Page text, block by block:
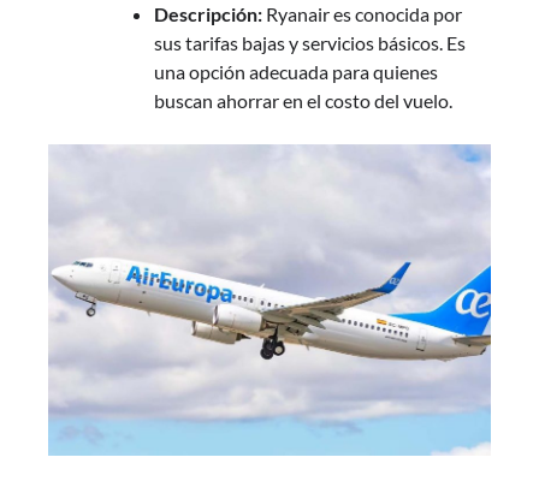
Descripción: Ryanair es conocida por
sus tarifas bajas y servicios básicos. Es
una opción adecuada para quienes
buscan ahorrar en el costo del vuelo.